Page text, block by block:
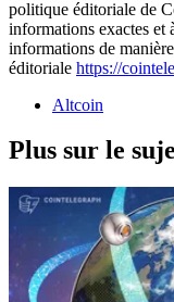
politique éditoriale de
informations exactes et
informations de
éditoriale https://
Altcoin
Plus sur le